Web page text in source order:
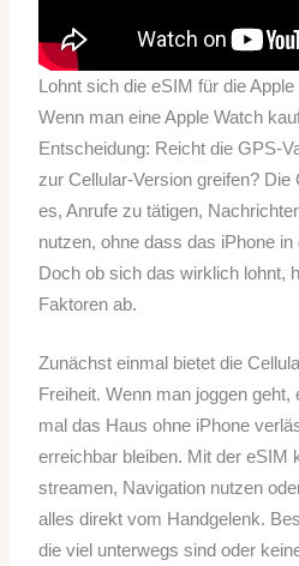
Lohnt sich die eSIM für die
Wenn man eine Apple Watch
Entscheidung: Reicht die GPS-
zur Cellular-Version greifen? Die
es, Anrufe zu tätigen,
nutzen, ohne dass das iPhone
Doch ob sich das wirklich lohnt,
Faktoren ab.
Zunächst einmal bietet die
Freiheit. Wenn man joggen
mal das Haus ohne iPhone
erreichbar bleiben. Mit der eSIM
streamen, Navigation nutzen
alles direkt vom Handgelenk.
die viel unterwegs sind oder